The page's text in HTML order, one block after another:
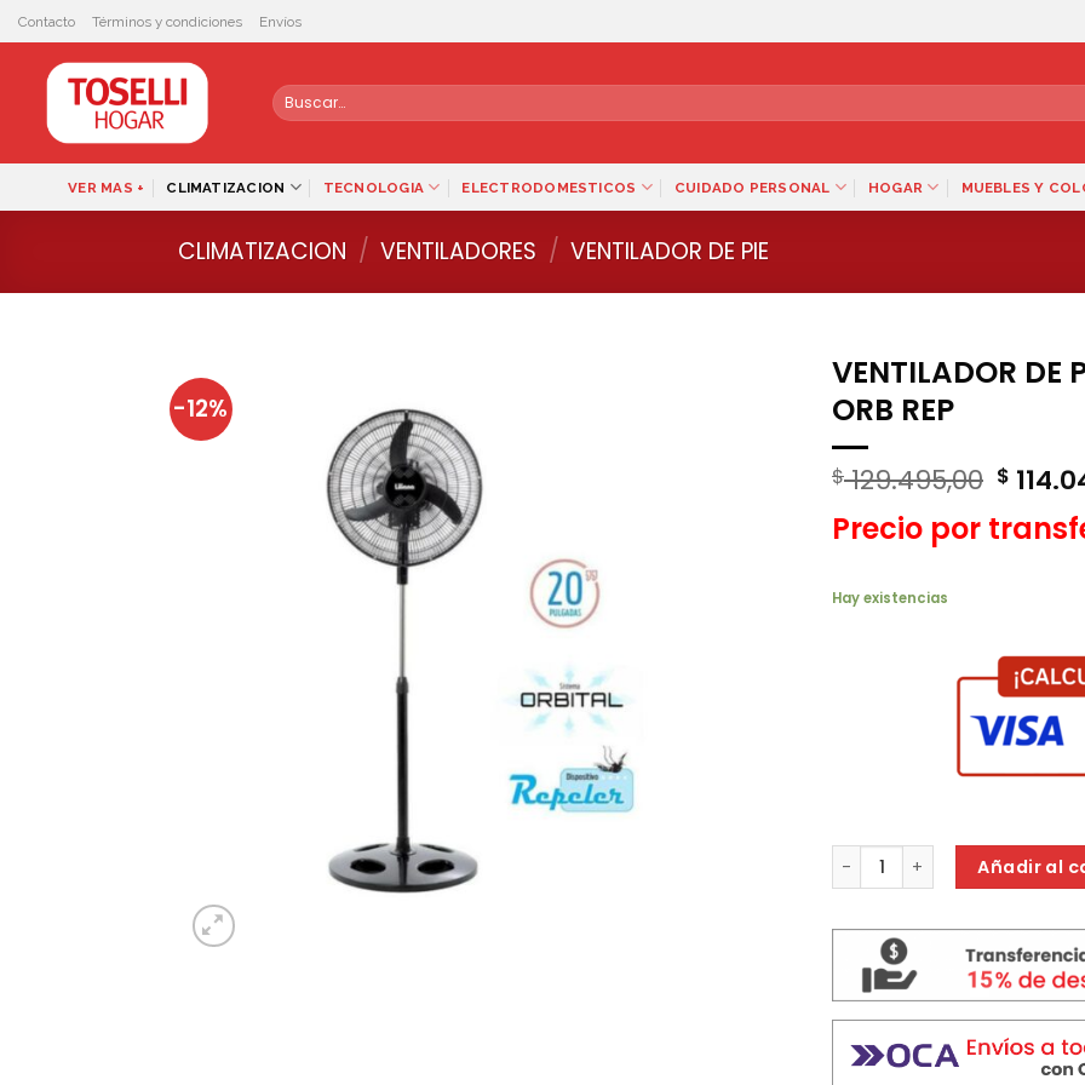
Skip
to
content
Contacto Términos y condiciones Envíos
Buscar
por:
VER MAS + CLIMATIZACION TECNOLOGIA ELECTRODOMESTICOS CUIDADO PERSONAL HOGAR MUEBLES Y
CLIMATIZACION / VENTILADORES / VENTILADOR DE PIE
-12%
VENTILADOR DE
ORB REP
$129.495,00 El
$
Precio por
Hay existencias
VENTILADOR DE PIE LILIANA
Añadir al